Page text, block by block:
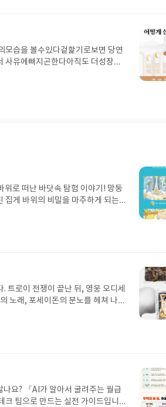
모습을 볼수있다겉핥기로보면 당연
사유에빠지곤한다아직도 더성장하
위로 떠난 바닷속 탐험 이야기! 망둥
집게 바위의 비밀을 마주하게 되는
해양 모험 동화 속으로 풍덩 빠져
기모집인원 : 20명신청기간 : 202
받고 2주 이내 ▶ 주소/연락처 업
로그는 '사락'으로 개편되어 별도로
가 아닌 회원정보상의 주소/연락
선정에서 제외되거나 배송에서 누락
리뷰를 작성해주셔야 합니다. (포
무관한 리뷰 작성 시 이후 선정에
상의 리뷰를 권장합니다.
트로이 전쟁이 끝난 뒤, 영웅 오디세
노래, 포세이돈의 분노를 헤쳐 나간
대적이고 자연스러운 한국어로 풀
있다. 3천 년을 이어 온 귀향과 모험
오디세이아글쓴이호메로스 저/육
법 : 기대평 댓글을 작성해주세요!
도로 개설하지 않으셔도 됩니다. ▶
요? 『AI가 알아서 굴려주는 월급
크 팀으로 만드는 실전 가이드입니